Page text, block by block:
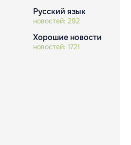
Русский язык
новостей: 292
Хорошие новости
новостей: 1721